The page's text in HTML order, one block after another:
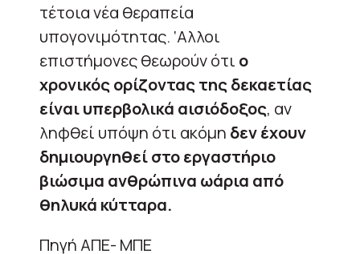
τέτοια νέα θεραπεία
υπογονιμότητας. ‘Αλλοι
επιστήμονες θεωρούν ότι ο
χρονικός ορίζοντας της δεκαετίας
είναι υπερβολικά αισιόδοξος, αν
ληφθεί υπόψη ότι ακόμη δεν έχουν
δημιουργηθεί στο εργαστήριο
βιώσιμα ανθρώπινα ωάρια από
θηλυκά κύτταρα.
Πηγή ΑΠΕ- ΜΠΕ